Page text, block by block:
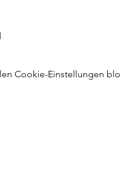
Cookie-Einstellungen